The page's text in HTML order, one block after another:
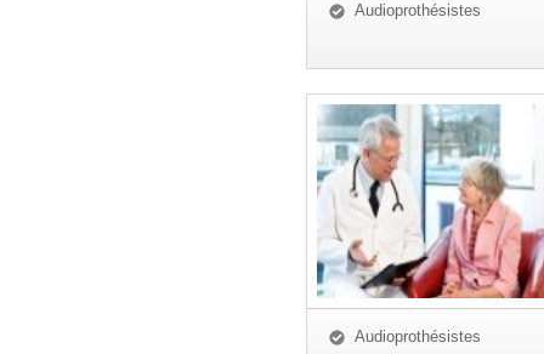
Audioprothésistes
Audioprothésistes